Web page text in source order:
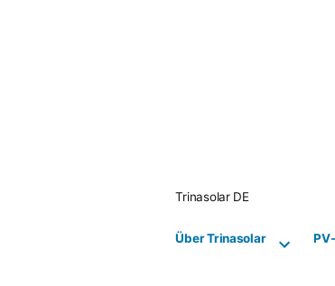
Trinasolar DE
Über Trinasolar